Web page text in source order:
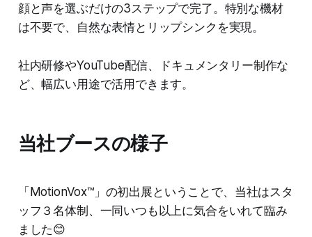
顔と声を選ぶだけの3ステップで完了。特別な機材
は不要で、自然な表情とリップシンクを実現。
社内研修やYouTube配信、ドキュメンタリー制作な
ど、幅広い用途で活用できます。
当社ブースの様子
「MotionVox™」の初出展ということで、当社はスタ
ッフ３名体制、一同いつも以上に気合をいれて臨み
ました😊